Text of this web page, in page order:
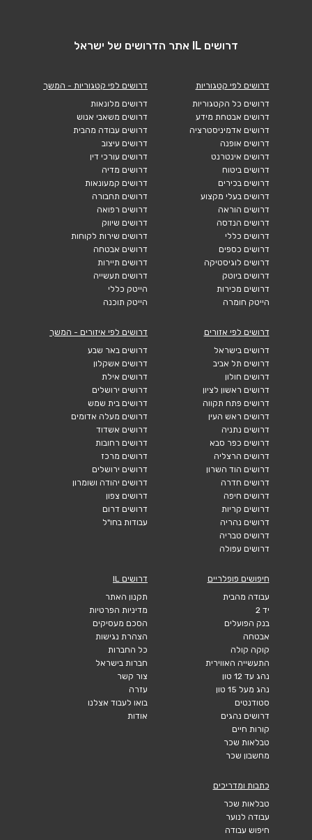
דרושים IL אתר הדרושים של ישראל
דרושים לפי קטגוריות
דרושים כל הקטגוריות
דרושים אבטחת מידע
דרושים אדמיניסטרציה
דרושים אופנה
דרושים אינטרנט
דרושים ביטוח
דרושים בכירים
דרושים בעלי מקצוע
דרושים הוראה
דרושים הנדסה
דרושים כללי
דרושים כספים
דרושים לוגיסטיקה
דרושים ביוטק
דרושים מכירות
הייטק חומרה
דרושים לפי קטגוריות - המשך
דרושים מלונאות
דרושים משאבי אנוש
דרושים עבודה מהבית
דרושים עיצוב
דרושים עורכי דין
דרושים מדיה
דרושים קמעונאות
דרושים תחבורה
דרושים רפואה
דרושים שיווק
דרושים שירות לקוחות
דרושים אבטחה
דרושים תיירות
דרושים תעשייה
הייטק כללי
הייטק תוכנה
דרושים לפי אזורים
דרושים בישראל
דרושים תל אביב
דרושים חולון
דרושים ראשון לציון
דרושים פתח תקווה
דרושים ראש העין
דרושים נתניה
דרושים כפר סבא
דרושים הרצליה
דרושים הוד השרון
דרושים חדרה
דרושים חיפה
דרושים קריות
דרושים נהריה
דרושים טבריה
דרושים עפולה
דרושים לפי איזורים - המשך
דרושים באר שבע
דרושים אשקלון
דרושים אילת
דרושים ירושלים
דרושים בית שמש
דרושים מעלה אדומים
דרושים אשדוד
דרושים רחובות
דרושים מרכז
דרושים ירושלים
דרושים יהודה ושומרון
דרושים צפון
דרושים דרום
עבודות בחו"ל
חיפושים פופלריים
עבודה מהבית
יד 2
בנק הפועלים
אבטחה
קוקה קולה
התעשייה האווירית
נהג עד 12 טון
נהג מעל 15 טון
סטודנטים
דרושים נהגים
קורות חיים
טבלאות שכר
מחשבון שכר
דרושים IL
תקנון האתר
מדיניות הפרטיות
הסכם מעסיקים
הצהרת נגישות
כל החברות
חברות בישראל
צור קשר
עזרה
בואו לעבוד אצלנו
אודות
כתבות ומדריכים
טבלאות שכר
עבודה לנוער
חיפוש עבודה